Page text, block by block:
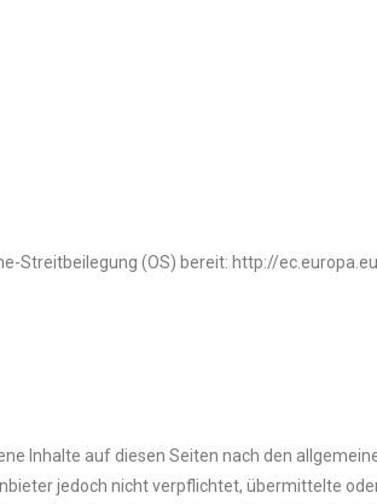
Streitbeilegung (OS) bereit: http://
Inhalte auf diesen Seiten nach den
jedoch nicht verpflichtet, übermittelte